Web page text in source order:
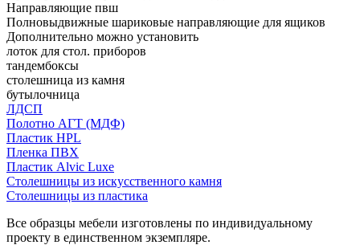
Направляющие пвш
Полновыдвижные шариковые направляющие для ящиков
Дополнительно можно установить
лоток для стол. приборов
тандембоксы
столешница из камня
бутылочница
ЛДСП
Полотно АГТ (МДФ)
Пластик HPL
Пленка ПВХ
Пластик Alvic Luxe
Столешницы из искусственного камня
Столешницы из пластика
Все образцы мебели изготовлены по индивидуальному
проекту в единственном экземпляре.